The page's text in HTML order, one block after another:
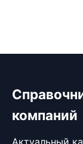
компаний
Актуальный